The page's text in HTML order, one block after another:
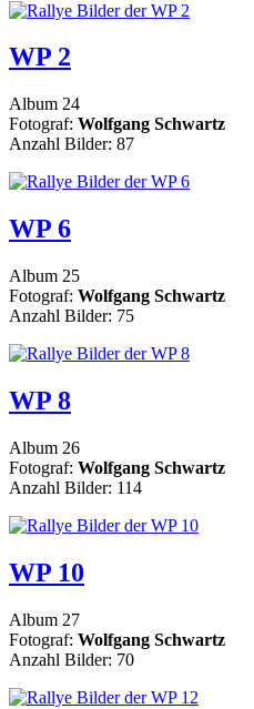
WP 2
Album 24
Fotograf: Wolfgang Schwartz
Anzahl Bilder: 87
WP 6
Album 25
Fotograf: Wolfgang Schwartz
Anzahl Bilder: 75
WP 8
Album 26
Fotograf: Wolfgang Schwartz
Anzahl Bilder: 114
WP 10
Album 27
Fotograf: Wolfgang Schwartz
Anzahl Bilder: 70